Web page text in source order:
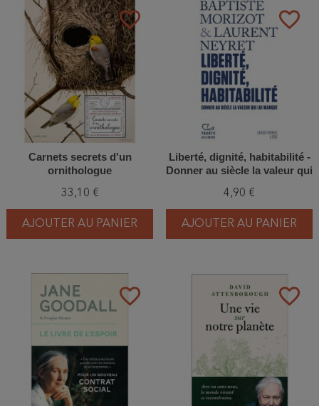
favorite_border
Carnets secrets d'un
ornithologue
33,10 €
AJOUTER AU PANIER
favorite_border
Liberté, dignité, habitabilité -
Donner au siècle la valeur qui
4,90 €
AJOUTER AU PANIER
favorite_border favorite_border